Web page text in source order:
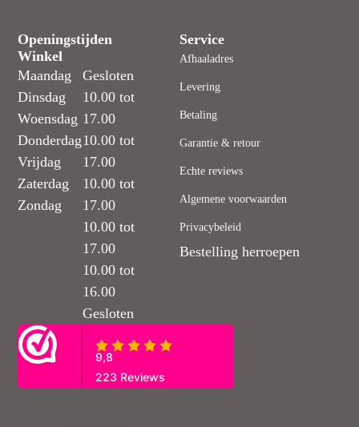
Openingstijden
Winkel
Maandag
Dinsdag
Woensdag
Donderdag
Vrijdag
Zaterdag
Zondag
Gesloten
10.00 tot
17.00
10.00 tot
17.00
10.00 tot
17.00
10.00 tot
17.00
10.00 tot
16.00
Gesloten
Service
Afhaaladres
Levering
Betaling
Garantie & retour
Echte reviews
Algemene voorwaarden
Privacybeleid
Bestelling herroepen